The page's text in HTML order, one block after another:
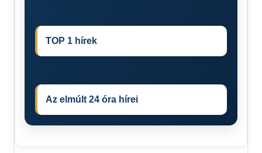
TOP 1 hírek
Az elmúlt 24 óra hírei